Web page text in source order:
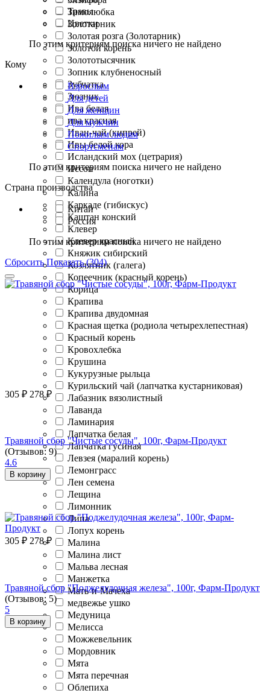
Зимолюбка
Золотарник
Золотая розга (Золотарник)
Золотой корень
Золототысячник
Зопник клубненосный
Зубчатка
Зюзник
Ива белая
ива красная
Иван-чай (кипрей)
Ивы белой кора
Исландский мох (цетрария)
Иссоп
Календула (ноготки)
Калина
Каркаде (гибискус)
Каштан конский
Клевер
Клевер красный
Княжик сибирский
Козлятник (галега)
Копеечник (красный корень)
Корица
Крапива
Крапива двудомная
Красная щетка (родиола четырехлепестная)
Красный корень
Кровохлебка
Крушина
Кукурузные рыльца
Курильский чай (лапчатка кустарниковая)
Лабазник вязолистный
Лаванда
Ламинария
Лапчатка белая
Лапчатка гусиная
Левзея (маралий корень)
Лемонграсс
Лен семена
Лещина
Лимонник
Липа
Лопух корень
Малина
Малина лист
Мальва лесная
Манжетка
Мать-и-Мачеха
медвежье ушко
Медуница
Мелисса
Можжевельник
Мордовник
Мята
Мята перечная
Облепиха
Травы
Цветки
По этим критериям поиска ничего не найдено
Кому
Взрослым
Для детей
Для женщин
Для мужчин
Пожилым людям
Спортсменам
По этим критериям поиска ничего не найдено
Страна производства
Китай
Россия
По этим критериям поиска ничего не найдено
Сбросить Показать (304)
305 ₽ 278 ₽
Травяной сбор "Чистые сосуды", 100г, Фарм-Продукт
(Отзывов: 9)
4.6
В корзину
305 ₽ 278 ₽
Травяной сбор "Поджелудочная железа", 100г, Фарм-Продукт
(Отзывов: 5)
5
В корзину